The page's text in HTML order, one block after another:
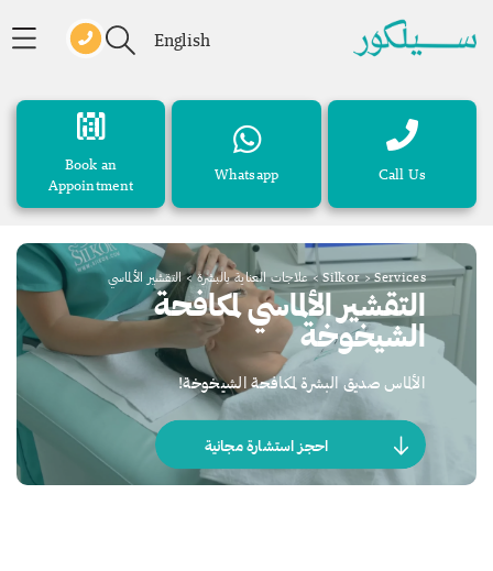
English
Call Us
Whatsapp
Book an
Appointment
Silkor>Services
>علاجات العناية بالبشرة>التقشير الألماسي
التقشير الألماسي لمكافحة
الشيخوخة
الألماس صديق البشرة لمكافحة الشيخوخة!
احجز استشارة مجانية